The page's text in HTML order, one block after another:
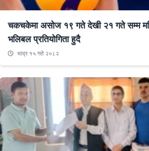
चकचकेमा असोज १९ गते देखी २१ गते सम्म
भलिबल प्रतियोगिता हुदै
भाद्र १५ गते २०८२